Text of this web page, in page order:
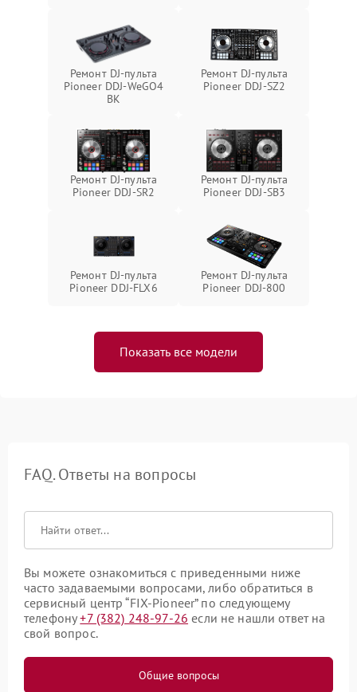
Ремонт DJ-пульта
Pioneer DDJ-WeGO4
BK
Ремонт DJ-пульта
Pioneer DDJ-SZ2
Ремонт DJ-пульта
Pioneer DDJ-SR2
Ремонт DJ-пульта
Pioneer DDJ-SB3
Ремонт DJ-пульта
Pioneer DDJ-FLX6
Ремонт DJ-пульта
Pioneer DDJ-800
Показать все модели
FAQ. Ответы на вопросы
Вы можете ознакомиться с приведенными ниже
часто задаваемыми вопросами, либо обратиться в
сервисный центр “FIX-Pioneer” по следующему
телефону+7 (382) 248-97-26 если не нашли ответ на
свой вопрос.
Общие вопросы